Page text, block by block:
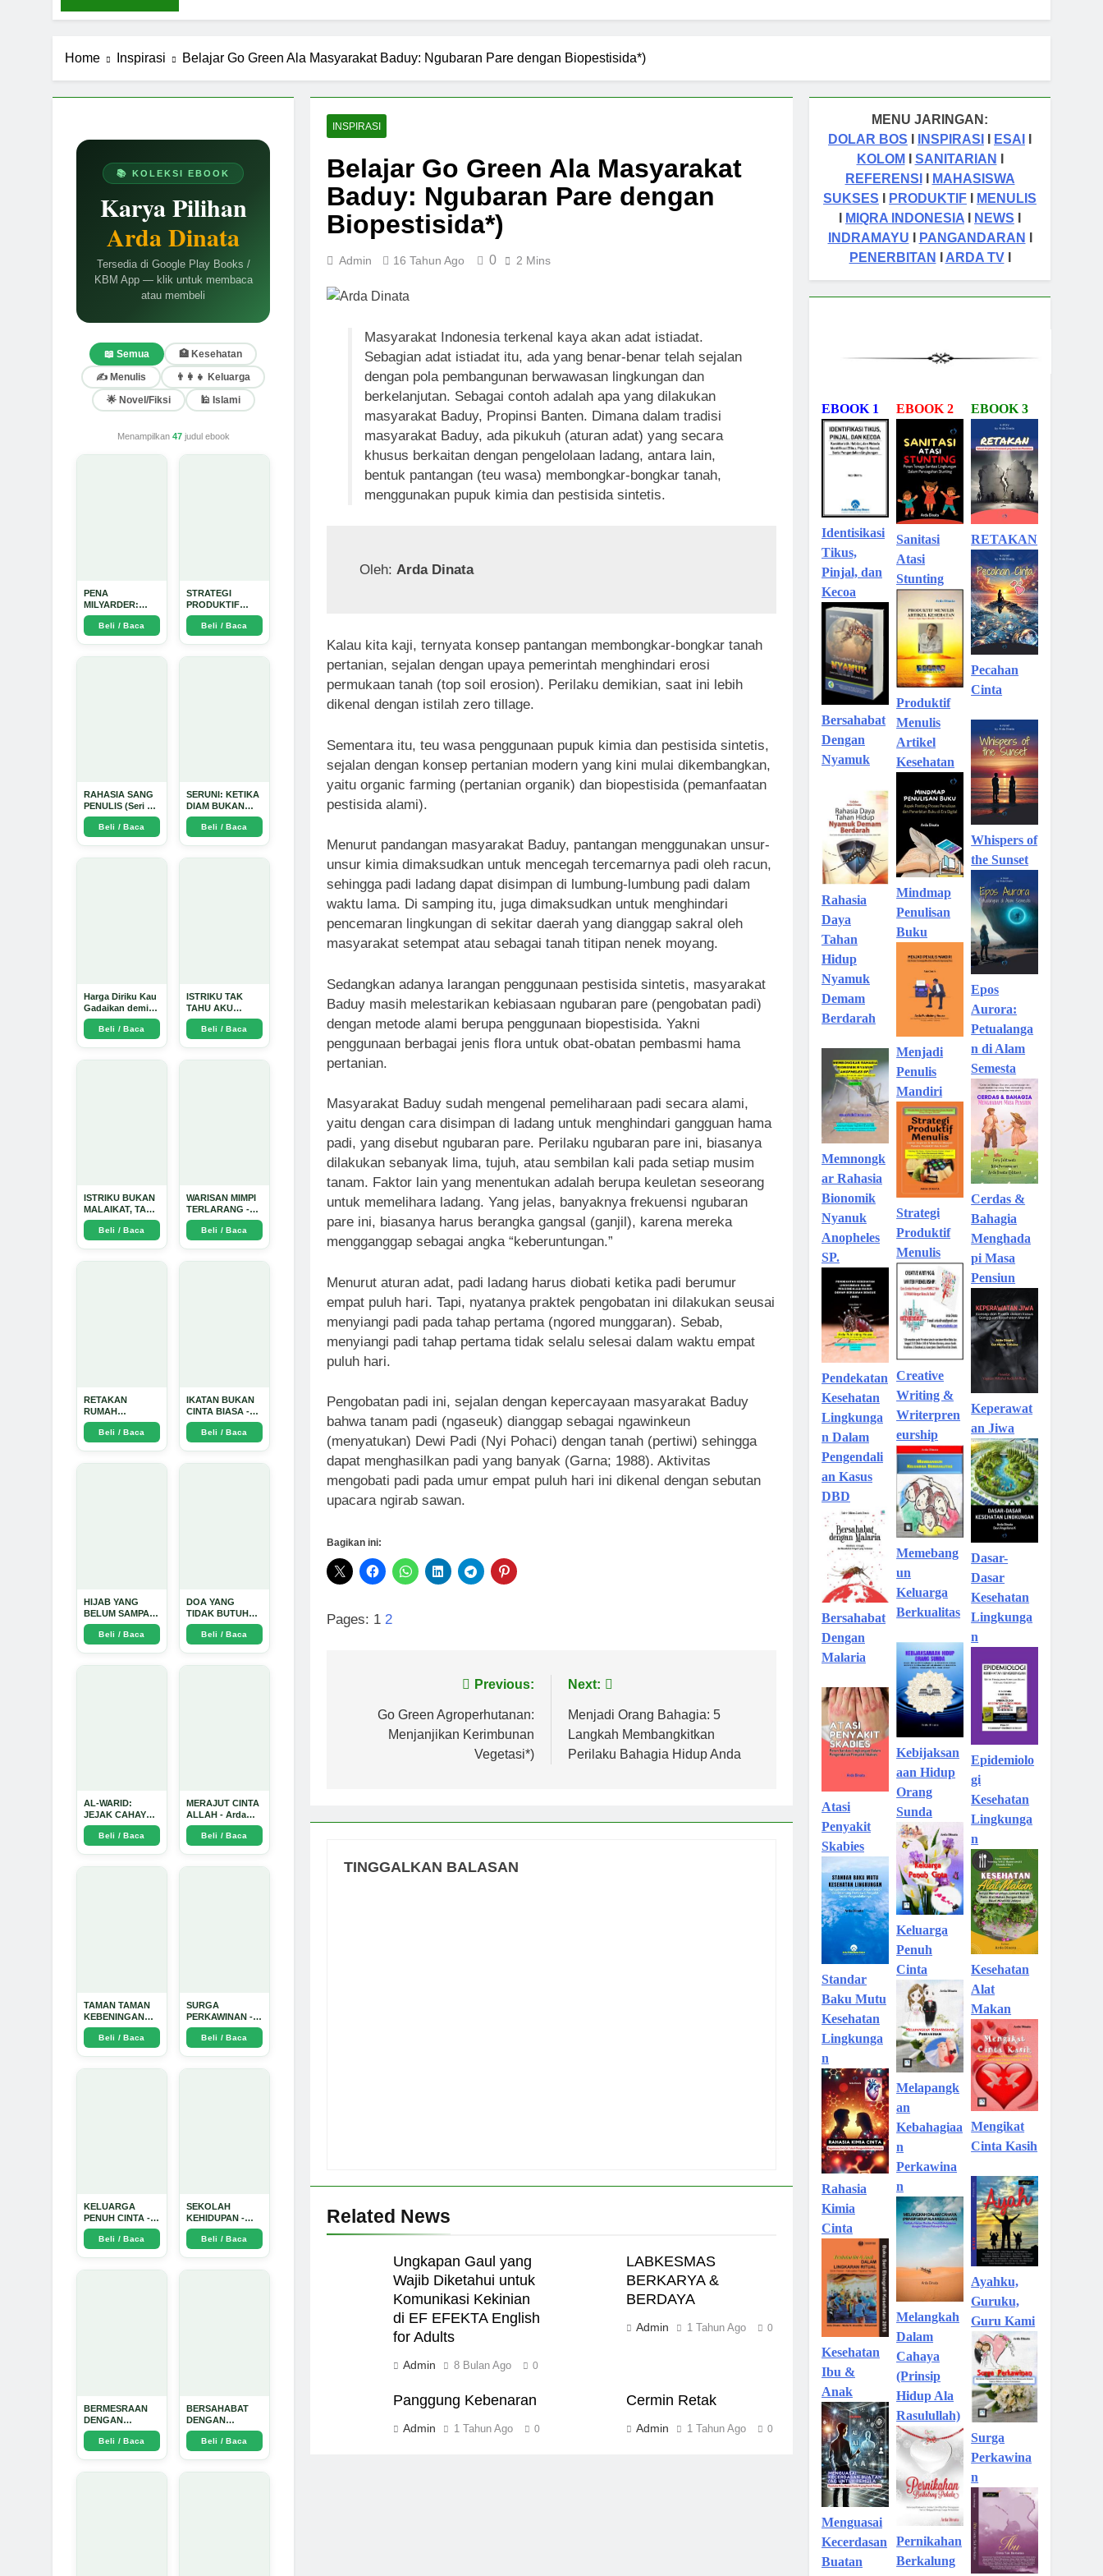
Home Inspirasi Belajar Go Green Ala Masyarakat Baduy: Ngubaran Pare dengan Biopestisida*)
📚 KOLEKSI EBOOK
Karya Pilihan
Arda Dinata
Tersedia di Google Play Books /
KBM App — klik untuk membaca
atau membeli
📖 Semua
🏥 Kesehatan
✍️ Menulis
👨‍👩‍👧 Keluarga
🌟 Novel/Fiksi
🕌 Islami
Menampilkan 47judul ebook
PENA
MILYARDER:
Kisah, Rahasia
Sukses, dan
Panduan Menjadi
Beli / Baca
STRATEGI
PRODUKTIF
MENULIS
UPDATE - Arda
Dinata
Beli / Baca
RAHASIA SANG
PENULIS (Seri 1)
- Arda Dinata
Beli / Baca
SERUNI: KETIKA
DIAM BUKAN
LAGI PILIHAN -
Arda Dinata
Beli / Baca
Harga Diriku Kau
Gadaikan demi
Perempuan Itu -
Arda Dinata
Beli / Baca
ISTRIKU TAK
TAHU AKU
PENGUSAHA
EMAS - Arda
Dinata
Beli / Baca
ISTRIKU BUKAN
MALAIKAT, TAPI
AKU JUGA
TIDAK SUCI -
Beli / Baca
WARISAN MIMPI
TERLARANG -
Arda Dinata
Beli / Baca
RETAKAN
RUMAH
TANGGA:
Sebuah
Perjalanan
Beli / Baca
IKATAN BUKAN
CINTA BIASA -
Arda Dinata
Beli / Baca
HIJAB YANG
BELUM SAMPAI
KE HATI: Ketika
Cinta Seorang
Ustadz Menjadi
Beli / Baca
DOA YANG
TIDAK BUTUH
SINYAL: Kisah
Tiga Jiwa yang
Tersesat di Era AI
Beli / Baca
AL-WARID:
JEJAK CAHAYA
DI ANTARA DUA
ZAMAN - Arda
Dinata
Beli / Baca
MERAJUT CINTA
ALLAH - Arda
Dinata
Beli / Baca
TAMAN TAMAN
KEBENINGAN
HATI - Arda
DinataBeli / Baca
SURGA
PERKAWINAN -
Arda Dinata
Beli / Baca
KELUARGA
PENUH CINTA -
Arda Dinata
Beli / Baca
SEKOLAH
KEHIDUPAN -
Arda Dinata
Beli / Baca
BERMESRAAN
DENGAN
KEBAIKAN - Arda
DinataBeli / Baca
BERSAHABAT
DENGAN
NYAMUK: Jurus
Jitu Atasi
Penyakit
Beli / Baca
INSPIRASI
Belajar Go Green Ala Masyarakat
Baduy: Ngubaran Pare dengan
Biopestisida*)
Admin 16 Tahun Ago 0 2 Mins
Masyarakat Indonesia terkenal kaya akan adat istiadat.
Sebagian adat istiadat itu, ada yang benar-benar telah sejalan
dengan pola pembangunan berwawasan lingkungan dan
berkelanjutan. Sebagai contoh adalah apa yang dilakukan
masyarakat Baduy, Propinsi Banten. Dimana dalam tradisi
masyarakat Baduy, ada pikukuh (aturan adat) yang secara
khusus berkaitan dengan pengelolaan ladang, antara lain,
bentuk pantangan (teu wasa) membongkar-bongkar tanah,
menggunakan pupuk kimia dan pestisida sintetis.
Oleh: Arda Dinata
Kalau kita kaji, ternyata konsep pantangan membongkar-bongkar tanah
pertanian, sejalan dengan upaya pemerintah menghindari erosi
permukaan tanah (top soil erosion). Perilaku demikian, saat ini lebih
dikenal dengan istilah zero tillage.
Sementara itu, teu wasa penggunaan pupuk kimia dan pestisida sintetis,
sejalan dengan konsep pertanian modern yang kini mulai dikembangkan,
yaitu organic farming (pertanian organik) dan biopestisida (pemanfaatan
pestisida alami).
Menurut pandangan masyarakat Baduy, pantangan menggunakan unsur-
unsur kimia dimaksudkan untuk mencegah tercemarnya padi oleh racun,
sehingga padi ladang dapat disimpan di lumbung-lumbung padi dalam
waktu lama. Di samping itu, juga dimaksudkan untuk menghindari
pencemaran lingkungan di sekitar daerah yang dianggap sakral oleh
masyarakat setempat atau sebagai tanah titipan nenek moyang.
Sedangkan adanya larangan penggunaan pestisida sintetis, masyarakat
Baduy masih melestarikan kebiasaan ngubaran pare (pengobatan padi)
dengan metode alami berupa penggunaan biopestisida. Yakni
penggunaan berbagai jenis flora untuk obat-obatan pembasmi hama
pertanian.
Masyarakat Baduy sudah mengenal pemeliharaan padi secara alami,
yaitu dengan cara disimpan di ladang untuk menghindari gangguan hama
padi, yang disebut ngubaran pare. Perilaku ngubaran pare ini, biasanya
dilakukan sebanyak lima, tujuh, atau sembilan kali pada setiap musim
tanam. Faktor lain yang menentukan adalah berupa keuletan seseorang
untuk memelihara ladang. Yang jelas, banyaknya frekuensi ngubaran
pare ini, biasanya harus berangka gangsal (ganjil), karena mereka
mengganggap sebagai angka “keberuntungan.”
Menurut aturan adat, padi ladang harus diobati ketika padi berumur
empat puluh hari. Tapi, nyatanya praktek pengobatan ini dilakukan seusai
menyiangi padi pada tahap pertama (ngored munggaran). Sebab,
menyiangi padi tahap pertama tidak selalu selesai dalam waktu empat
puluh hari.
Pengobatan padi ini, sejalan dengan kepercayaan masyarakat Baduy
bahwa tanam padi (ngaseuk) dianggap sebagai ngawinkeun
(menyatukan) Dewi Padi (Nyi Pohaci) dengan tanah (pertiwi) sehingga
dapat menghasilkan padi yang banyak (Garna; 1988). Aktivitas
mengobati padi pada umur empat puluh hari ini dikenal dengan sebutan
upacara ngirab sawan.
Bagikan ini:
Pages: 1 2
Previous:
Go Green Agroperhutanan:
Menjanjikan Kerimbunan
Vegetasi*)
Next:
Menjadi Orang Bahagia: 5
Langkah Membangkitkan
Perilaku Bahagia Hidup Anda
TINGGALKAN BALASAN
Related News
Ungkapan Gaul yang
Wajib Diketahui untuk
Komunikasi Kekinian
di EF EFEKTA English
for Adults
Admin 8 Bulan Ago 0
LABKESMAS
BERKARYA &
BERDAYA
Admin 1 Tahun Ago 0
Panggung Kebenaran
Admin 1 Tahun Ago 0
Cermin Retak
Admin 1 Tahun Ago 0
MENU JARINGAN:
DOLAR BOS
INSPIRASI ESAI
KOLOM
SANITARIAN
REFERENSI
MAHASISWA
SUKSES
PRODUKTIF
MENULIS
MIQRA INDONESIA NEWS
INDRAMAYU
PANGANDARAN
PENERBITAN
ARDA TVI
EBOOK 1
Identisikasi
Tikus,
Pinjal, dan
Kecoa
Bersahabat
Dengan
Nyamuk
Rahasia
Daya
Tahan
Hidup
Nyamuk
Demam
Berdarah
Memnongk
ar Rahasia
Bionomik
Nyanuk
Anopheles
SP.
Pendekatan
Kesehatan
Lingkunga
n Dalam
Pengendali
an Kasus
DBD
Bersahabat
Dengan
Malaria
Atasi
Penyakit
Skabies
Standar
Baku Mutu
Kesehatan
Lingkunga
n
Rahasia
Kimia
Cinta
Kesehatan
Ibu &
Anak
Menguasai
Kecerdasan
Buatan
EBOOK 2
Sanitasi
Atasi
Stunting
Produktif
Menulis
Artikel
Kesehatan
Mindmap
Penulisan
Buku
Menjadi
Penulis
Mandiri
Strategi
Produktif
Menulis
Creative
Writing &
Writerpren
eurship
Memebang
un
Keluarga
Berkualitas
Kebijaksan
aan Hidup
Orang
Sunda
Keluarga
Penuh
Cinta
Melapangk
an
Kebahagiaa
n
Perkawina
n
Melangkah
Dalam
Cahaya
(Prinsip
Hidup Ala
Rasulullah)
Pernikahan
Berkalung
EBOOK 3
RETAKAN
Pecahan
Cinta
Whispers of
the Sunset
Epos
Aurora:
Petualanga
n di Alam
Semesta
Cerdas &
Bahagia
Menghada
pi Masa
Pensiun
Keperawat
an Jiwa
Dasar-
Dasar
Kesehatan
Lingkunga
n
Epidemiolo
gi
Kesehatan
Lingkunga
n
Kesehatan
Alat
Makan
Mengikat
Cinta Kasih
Ayahku,
Guruku,
Guru Kami
Surga
Perkawina
n